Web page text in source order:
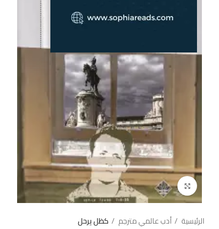
إضغط للتكبير
الرئيسية أدب عالمي مترجم كظل يرحل